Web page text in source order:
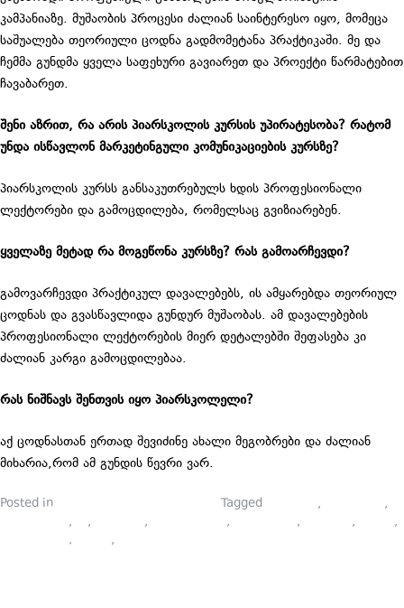
კამპანიაზე. მუშაობის პროცესი ძალიან საინტერესო იყო, მომეცა
საშუალება თეორიული ცოდნა გადმომეტანა პრაქტიკაში. მე და
ჩემმა გუნდმა ყველა საფეხური გავიარეთ და პროექტი წარმატებით
ჩავაბარეთ.
შენი აზრით, რა არის პიარსკოლის კურსის უპირატესობა? რატომ
უნდა ისწავლონ მარკეტინგული კომუნიკაციების კურსზე?
პიარსკოლის კურსს განსაკუთრებულს ხდის პროფესიონალი
ლექტორები და გამოცდილება, რომელსაც გვიზიარებენ.
ყველაზე მეტად რა მოგეწონა კურსზე? რას გამოარჩევდი?
გამოვარჩევდი პრაქტიკულ დავალებებს, ის ამყარებდა თეორიულ
ცოდნას და გვასწავლიდა გუნდურ მუშაობას. ამ დავალებების
პროფესიონალი ლექტორების მიერ დეტალებში შეფასება კი
ძალიან კარგი გამოცდილებაა.
რას ნიშნავს შენთვის იყო პიარსკოლელი?
აქ ცოდნასთან ერთად შევიძინე ახალი მეგობრები და ძალიან
მიხარია,რომ ამ გუნდის წევრი ვარ.
Posted in Tagged ,
,
, , , , , ,
,
, ,